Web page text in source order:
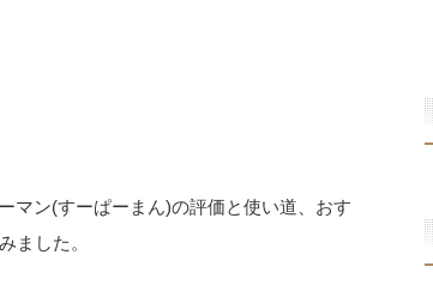
マン(すーぱーまん)の評価と使い道、おす
ました。